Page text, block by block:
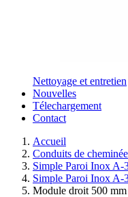
Nettoyage et entretien
Nouvelles
Télechargement
Contact
Accueil
Conduits de
Simple Paroi Inox A-
Simple Paroi Inox
Module droit 500 mm